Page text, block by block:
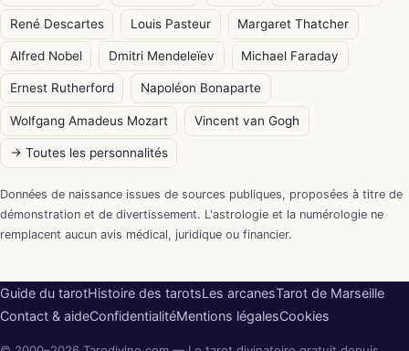
René Descartes Louis Pasteur Margaret Thatcher
Alfred Nobel Dmitri Mendeleïev Michael Faraday
Ernest Rutherford Napoléon Bonaparte
Wolfgang Amadeus Mozart Vincent van Gogh
→ Toutes les personnalités
Données de naissance issues de sources publiques, proposées à titre de
démonstration et de divertissement. L'astrologie et la numérologie ne
remplacent aucun avis médical, juridique ou financier.
Guide du tarotHistoire des tarotsLes arcanesTarot de Marseille
Contact & aideConfidentialitéMentions légalesCookies